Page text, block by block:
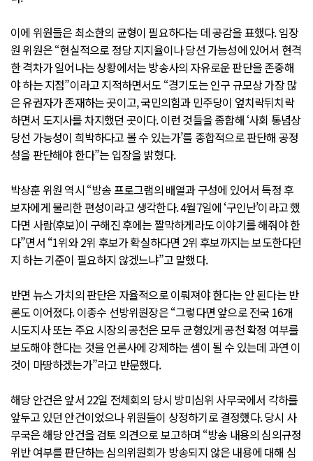
이에 위원들은 최소한의 균형이 필요하다는 데 공감을 표했다. 임장
원 위원은 “현실적으로 정당 지지율이나 당선 가능성에 있어서 현격
한 격차가 일어나는 상황에서는 방송사의 자유로운 판단을 존중해
야 하는 지점”이라고 지적하면서도 “경기도는 인구 규모상 가장 많
은 유권자가 존재하는 곳이고, 국민의힘과 민주당이 엎치락뒤치락
하면서 도지사를 차지했던 곳이다. 이런 것들을 종합해 ‘사회 통념상
당선 가능성이 희박하다고 볼 수 있는가’를 종합적으로 판단해 공정
성을 판단해야 한다”는 입장을 밝혔다.
박상훈 위원 역시 “방송 프로그램의 배열과 구성에 있어서 특정 후
보자에게 불리한 편성이라고 생각한다. 4월7일에 ‘구인난’이라고 했
다면 사람(후보)이 구해진 후에는 짤막하게라도 이야기를 해줘야 한
다”면서 “1위와 2위 후보가 확실하다면 2위 후보까지는 보도한다던
지 하는 기준이 필요하지 않겠느냐”고 말했다.
반면 뉴스 가치의 판단은 자율적으로 이뤄져야 한다는 안 된다는 반
론도 이어졌다. 이종수 선방위원장은 “그렇다면 앞으로 전국 16개
시도지사 또는 주요 시장의 공천은 모두 균형있게 공천 확정 여부를
보도해야 한다는 것을 언론사에 강제하는 셈이 될 수 있는데 과연 이
것이 마땅하겠는가”라고 반문했다.
해당 안건은 앞서 22일 전체회의 당시 방미심위 사무국에서 각하를
앞두고 있던 안건이었으나 위원들이 상정하기로 결정했다. 당시 사
무국은 해당 안건을 검토 의견으로 보고하며 “방송 내용의 심의규정
위반 여부를 판단하는 심의위원회가 방송되지 않은 내용에 대해 심